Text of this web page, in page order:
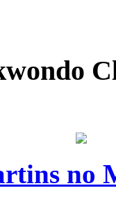
no